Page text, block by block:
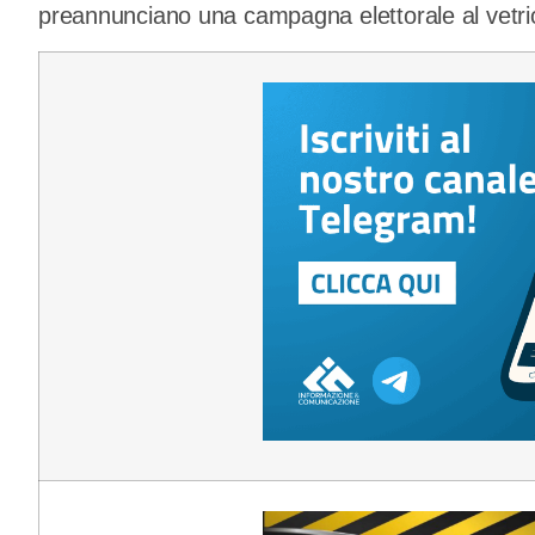
preannunciano una campagna elettorale al